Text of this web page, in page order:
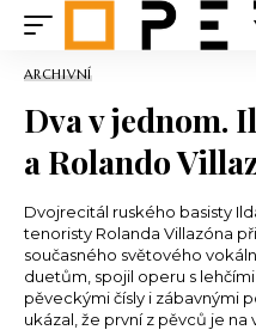
ARCHIVNÍ
Dva v jednom.
a Rolando
Dvojrecitál ruského basisty
tenoristy Rolanda Villazóna
současného světového
duetům, spojil operu s
pěveckými čísly i zábavnými
ukázal, že první z pěvců je